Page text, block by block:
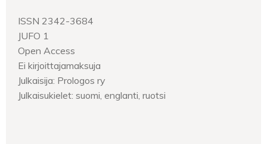
ISSN 2342-3684
JUFO 1
Open Access
Ei kirjoittajamaksuja
Julkaisija: Prologos ry
Julkaisukielet: suomi, englanti, ruotsi